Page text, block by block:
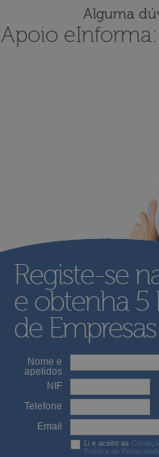
Alguma
Apoio
Registe-se
e obtenha5
de
Nome e
apelidos
NIF
Telefone
Email
Li e aceito as
Política de Privacidade